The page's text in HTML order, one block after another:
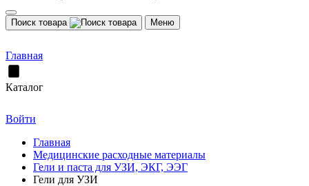
Поиск товара Меню
Главная
Каталог
Войти
Главная
Медицинские расходные материалы
Гели и паста для УЗИ, ЭКГ, ЭЭГ
Гели для УЗИ